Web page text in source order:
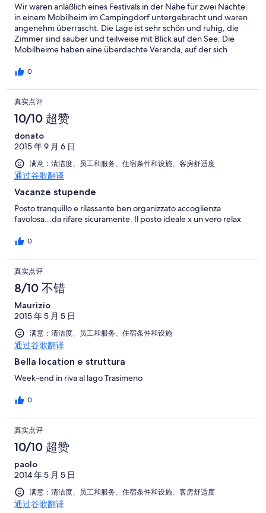
Wir waren anläßlich eines Festivals in der Nähe für zwei Nächte
in einem Mobilheim im Campingdorf untergebracht und waren
angenehm überrascht. Die Lage ist sehr schön und ruhig, die
Zimmer sind sauber und teilweise mit Blick auf den See. Die
Mobilheime haben eine überdachte Veranda, auf der sich
bietet alles, was man braucht, z. B. einen Kühlschrank mit
Schlafzimmer, davon eines mit einem Doppelbett und eines mit
zwei Einzelbetten, sowie zwei Duschen und Toiletten. Einziger -
kleiner - Minuspunkt: der Shop könnte etwas besser bestückt
sein und sollte zumindest so elementare Dinge wie Brot und
Geschirrspülmittel im ständigen Angebot führen.
0
真实点评
10/10 超赞
donato
2015 年 9 月 6 日
满意：清洁度、员工和服务、住宿条件和设施、客房舒适度
通过谷歌翻译
Vacanze stupende
Posto tranquillo e rilassante ben organizzato accoglienza
favolosa...da rifare sicuramente. Il posto ideale x un vero relax
0
真实点评
8/10 不错
Maurizio
2015 年 5 月 5 日
满意：清洁度、员工和服务、住宿条件和设施
通过谷歌翻译
Bella location e struttura
Week-end in riva al lago Trasimeno
0
真实点评
10/10 超赞
paolo
2014 年 5 月 5 日
满意：清洁度、员工和服务、住宿条件和设施、客房舒适度
通过谷歌翻译